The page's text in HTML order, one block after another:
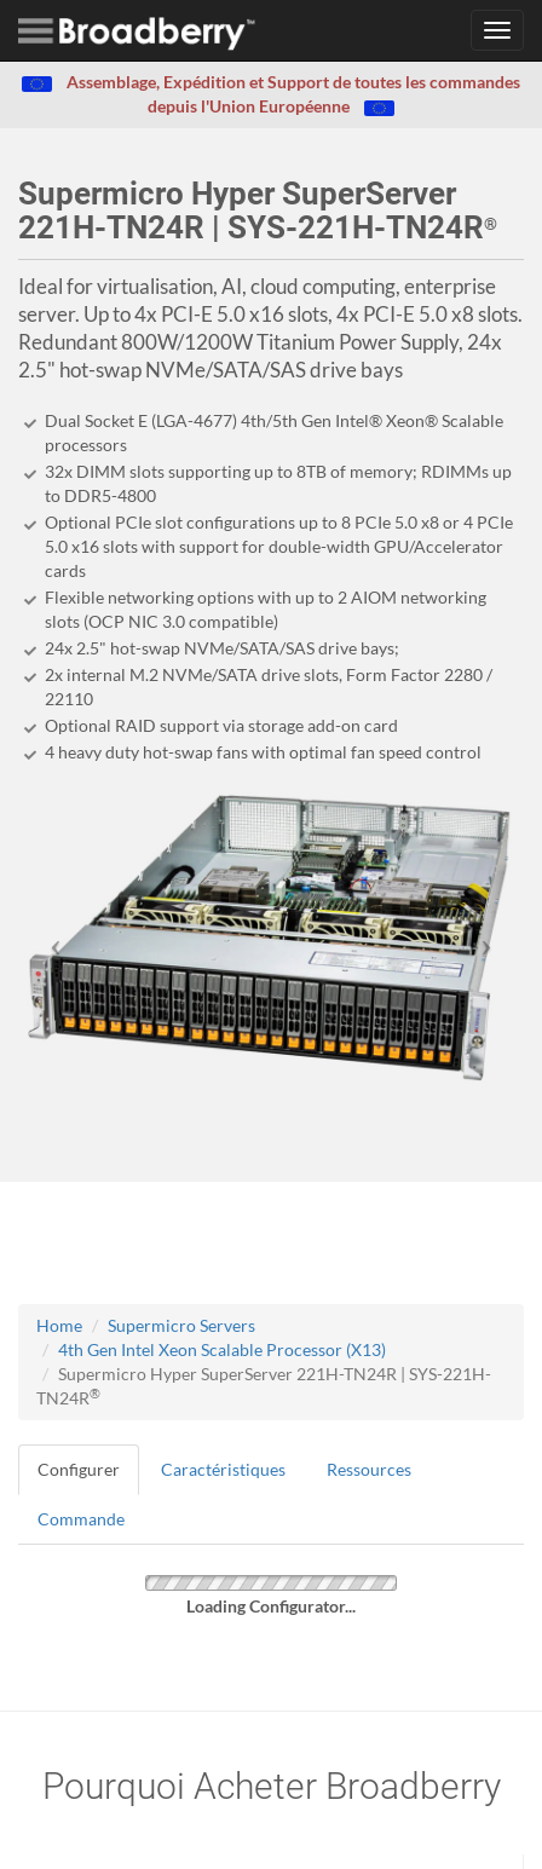
Assemblage, Expédition et Support de toutes les commandes
depuis l'Union Européenne
Supermicro Hyper SuperServer
221H-TN24R | SYS-221H-TN24R®
Ideal for virtualisation, AI, cloud computing, enterprise
server. Up to 4x PCI-E 5.0 x16 slots, 4x PCI-E 5.0 x8 slots.
Redundant 800W/1200W Titanium Power Supply, 24x
2.5" hot-swap NVMe/SATA/SAS drive bays
Dual Socket E (LGA-4677) 4th/5th Gen Intel® Xeon® Scalable
processors
32x DIMM slots supporting up to 8TB of memory; RDIMMs up
to DDR5-4800
Optional PCIe slot configurations up to 8 PCIe 5.0 x8 or 4 PCIe
5.0 x16 slots with support for double-width GPU/Accelerator
cards
Flexible networking options with up to 2 AIOM networking
slots (OCP NIC 3.0 compatible)
24x 2.5" hot-swap NVMe/SATA/SAS drive bays;
2x internal M.2 NVMe/SATA drive slots, Form Factor 2280 /
22110
Optional RAID support via storage add-on card
4 heavy duty hot-swap fans with optimal fan speed control
Home
Supermicro Servers
4th Gen Intel Xeon Scalable Processor (X13)
Supermicro Hyper SuperServer 221H-TN24R | SYS-221H-
TN24R®
Configurer Caractéristiques Ressources
Commande
Loading Configurator...
Pourquoi Acheter Broadberry